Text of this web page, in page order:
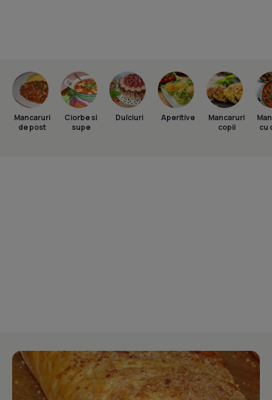
Mancaruri
de post
Ciorbe si
supe
Dulciuri Aperitive
Mancaruri
copii
cu